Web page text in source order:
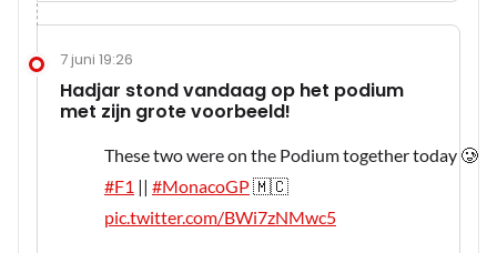
7 juni 19:26
Hadjar stond vandaag op het podium
met zijn grote voorbeeld!
These two were on the Podium together today 🥲
#F1 || #MonacoGP🇲🇨
pic.twitter.com/BWi7zNMwc5